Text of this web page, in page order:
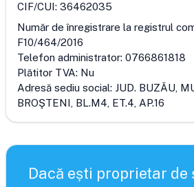
CIF/CUI: 36462035
Număr de înregistrare la registrul
F10/464/2016
Telefon administrator: 0766861818
Plătitor TVA: Nu
Adresă sediu social: JUD. BUZĂU,
BROŞTENI, BL.M4, ET.4, AP.16
Dacă ești proprietar de